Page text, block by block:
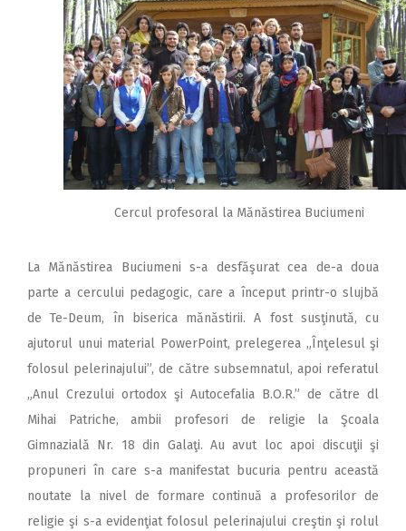
Cercul profesoral la Mănăstirea Buciumeni
La Mănăstirea Buciumeni s-a desfăşurat cea de-a doua
parte a cercului pedagogic, care a început printr-o slujbă
de Te-Deum, în biserica mănăstirii. A fost susţinută, cu
ajutorul unui material PowerPoint, prelegerea „Înţelesul şi
folosul pelerinajului”, de către subsemnatul, apoi referatul
„Anul Crezului ortodox şi Autocefalia B.O.R.” de către dl
Mihai Patriche, ambii profesori de religie la Şcoala
Gimnazială Nr. 18 din Galaţi. Au avut loc apoi discuţii şi
propuneri în care s-a manifestat bucuria pentru această
noutate la nivel de formare continuă a profesorilor de
religie şi s-a evidenţiat folosul pelerinajului creştin şi rolul